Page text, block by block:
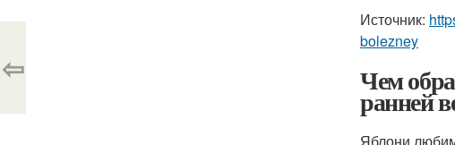
Источник:
bolezney
Чем
ранней
⇦